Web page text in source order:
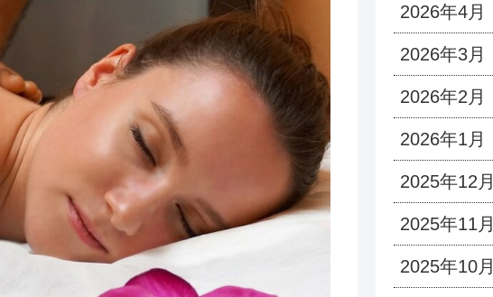
2026年4月
2026年3月
2026年2月
2026年1月
2025年12月
2025年11月
2025年10月